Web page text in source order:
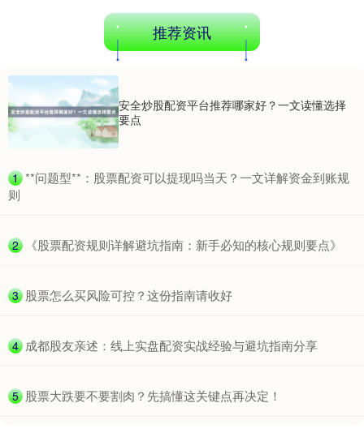
国债指数 229.59 -0.00
推荐资讯
安全炒股配资平台推荐哪家好？一文读懂选择
要点
1 ​**问题型**：股票配资可以提现吗当天？一文详解资金到账规
则
2 ​《股票配资规则详解避坑指南：新手必知的核心规则要点》
3 ​股票怎么买风险可控？这份指南请收好
4 ​成都股友亲述：线上实盘配资实战经验与避坑指南分享
5 ​股票大跌要不要割肉？先搞懂这关键点再决定！